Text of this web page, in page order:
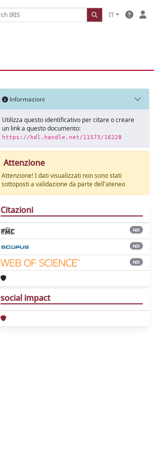
IT
Informazioni
Utilizza questo identificativo per citare o creare
un link a questo documento:
https://hdl.handle.net/11573/16228
Attenzione
Attenzione! I dati visualizzati non sono stati
sottoposti a validazione da parte dell'ateneo
Citazioni
ND
ND
ND
social impact